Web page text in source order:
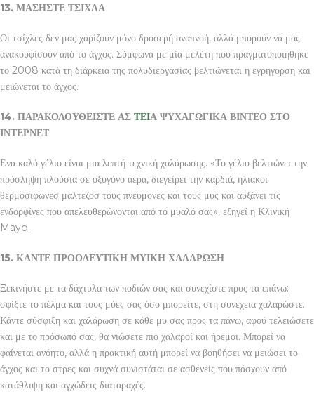
13. ΜΑΣΗΣΤΕ ΤΣΙΧΛΑ
Οι τσίχλες δεν μας χαρίζουν μόνο δροσερή αναπνοή, αλλά μπορούν να μας
ανακουφίσουν από το άγχος. Σύμφωνα με μία μελέτη που πραγματοποιήθηκε
το 2008 κατά τη διάρκεια της πολυδιεργασίας βελτιώνεται η εγρήγορση και
μειώνεται το άγχος.
14. ΠΑΡΑΚΟΛΟΥΘΕΙΣΤΕ ΑΣ ΤΕΙΑ ΨΥΧΑΓΩΓΙΚΑ ΒΙΝΤΕΟ ΣΤΟ
ΙΝΤΕΡΝΕΤ
Ενα καλό γέλιο είναι μια λεπτή τεχνική χαλάρωσης. «Το γέλιο βελτιώνει την
πρόσληψη πλούσια σε οξυγόνο αέρα, διεγείρει την καρδιά, ηλιακοι
θερμοσιφωνεσ μαλτεζοσ τους πνεύμονες και τους μυς και αυξάνει τις
ενδορφίνες που απελευθερώνονται από το μυαλό σας», εξηγεί η Κλινική
Mayo.
15. ΚΑΝΤΕ ΠΡΟΟΔΕΥΤΙΚΗ ΜΥΙΚΗ ΧΑΛΑΡΩΣΗ
Ξεκινήστε με τα δάχτυλα των ποδιών σας και συνεχίστε προς τα επάνω:
σφίξτε το πέλμα και τους μύες σας όσο μπορείτε, στη συνέχεια χαλαρώστε.
Κάντε σύσφιξη και χαλάρωση σε κάθε μυ σας προς τα πάνω, αφού τελειώσετε
και με το πρόσωπό σας, θα νιώσετε πιο χαλαροί και ήρεμοι. Μπορεί να
φαίνεται ανόητο, αλλά η πρακτική αυτή μπορεί να βοηθήσει να μειώσει το
άγχος και το στρες και συχνά συνιστάται σε ασθενείς που πάσχουν από
κατάθλιψη και αγχώδεις διαταραχές.